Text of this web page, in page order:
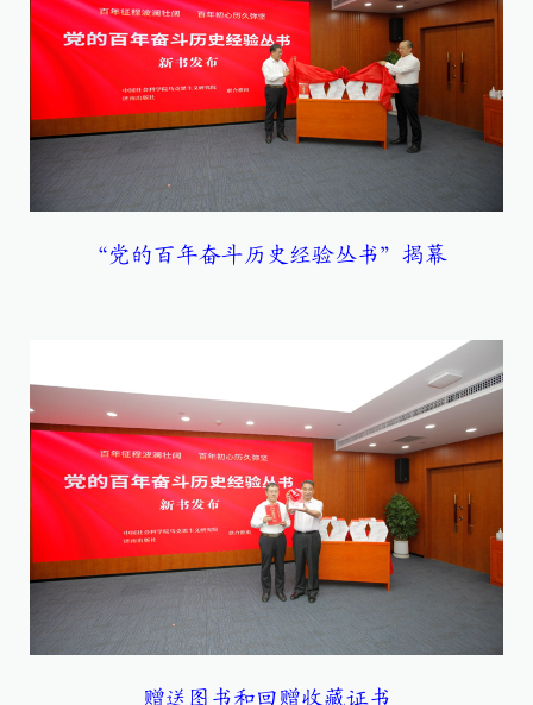
“党的百年奋斗历史经验丛书”揭幕
赠送图书和回赠收藏证书